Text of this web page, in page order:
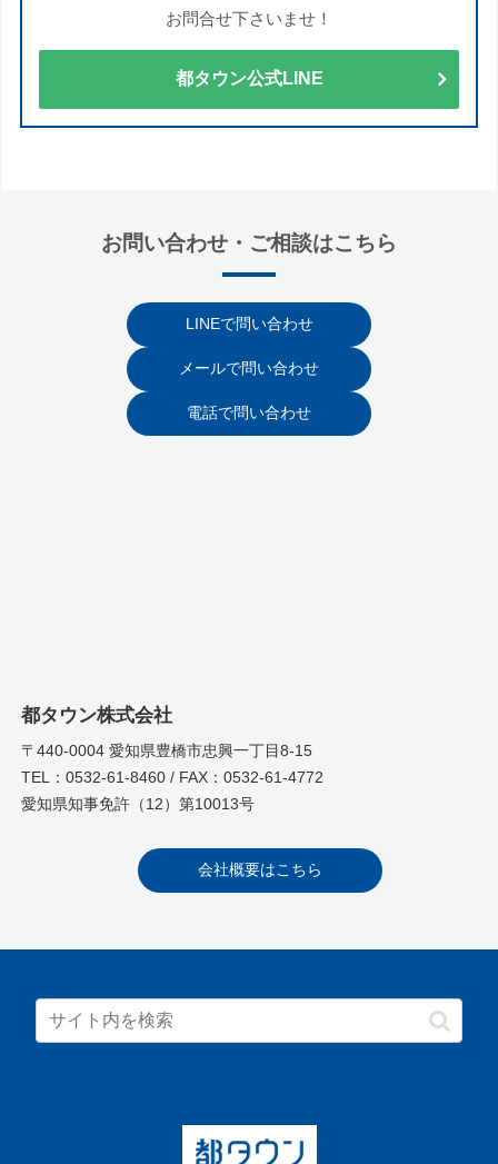
お問合せ下さいませ！
都タウン公式LINE
お問い合わせ・ご相談はこちら
LINEで問い合わせ
メールで問い合わせ
電話で問い合わせ
都タウン株式会社
〒440-0004 愛知県豊橋市忠興一丁目8-15
TEL：0532-61-8460 / FAX：0532-61-4772
愛知県知事免許（12）第10013号
会社概要はこちら